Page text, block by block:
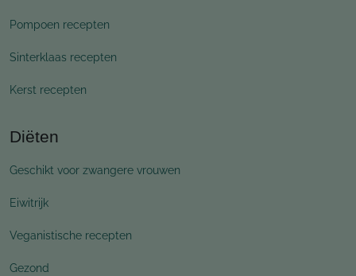
Pompoen recepten
Sinterklaas recepten
Kerst recepten
Diëten
Geschikt voor zwangere vrouwen
Eiwitrijk
Veganistische recepten
Gezond